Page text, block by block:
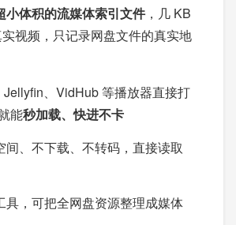
小体积的流媒体索引文件，几 KB
视频，只记录网盘文件的真实地
Jellyfin、VidHub 等播放器直接打
能秒加载、快进不卡
间、不下载、不转码，直接读取
具，可把全网盘资源整理成媒体